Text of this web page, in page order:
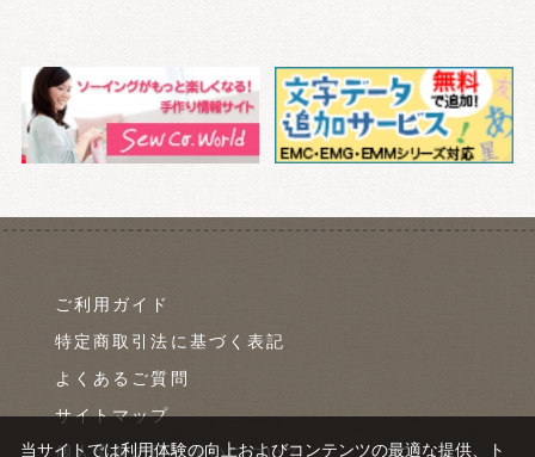
ご利用ガイド
特定商取引法に基づく表記
よくあるご質問
サイトマップ
個人情報の取り扱いについて
当サイトでは利用体験の向上およびコンテンツの最適な提供、ト